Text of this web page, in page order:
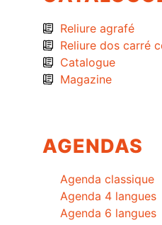
Reliure agrafé
Reliure dos carré
Catalogue
Magazine
AGENDAS
Agenda classique
Agenda 4 langues
Agenda 6 langues